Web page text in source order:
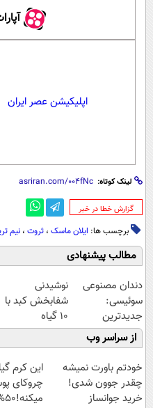
اپلیکیشن عصر ایران
لینک کوتاه:
‌گزارش خطا در خبر
برچسب ها: ایلان ماسک ، ثروت ، نیم
مطالب پیشنهادی
دندان مصنوعی
سوئیسی:
جدیدترین
فناوری اروپا،
سبک و مقاوم |
پرداخت قسطی
نوشیدنی
شفابخش کبد با
10 گیاه
موثر(تخفیف تا
امشب)
از سراسر وب
خودتم باورت نمیشه
چقدر جوون شدی!
خرید جوانساز
این کرم
چروکای
میکنه!50%تخفیف